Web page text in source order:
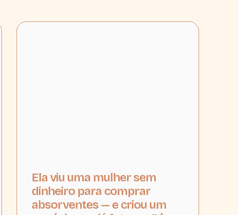
Ela viu uma mulher sem
dinheiro para comprar
absorventes — e criou um